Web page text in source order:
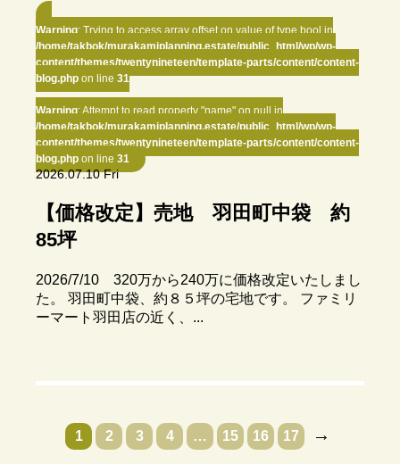
Warning: Trying to access array offset on value of type bool in
/home/takbok/murakamiplanning.estate/public_html/wp/wp-
content/themes/twentynineteen/template-parts/content/content-
blog.php on line 31
Warning: Attempt to read property "name" on null in
/home/takbok/murakamiplanning.estate/public_html/wp/wp-
content/themes/twentynineteen/template-parts/content/content-
blog.php on line 31
2026.07.10 Fri
【価格改定】売地 羽田町中袋 約
85坪
2026/7/10 320万から240万に価格改定いたしまし
た。 羽田町中袋、約８５坪の宅地です。 ファミリ
ーマート羽田店の近く、...
1 2 3 4 … 15 16 17 →